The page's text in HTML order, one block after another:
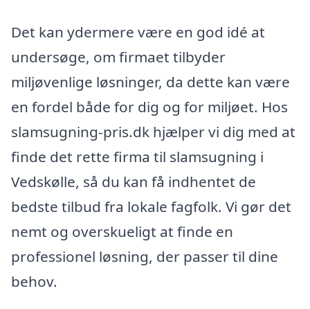
Det kan ydermere være en god idé at
undersøge, om firmaet tilbyder
miljøvenlige løsninger, da dette kan være
en fordel både for dig og for miljøet. Hos
slamsugning-pris.dk hjælper vi dig med at
finde det rette firma til slamsugning i
Vedskølle, så du kan få indhentet de
bedste tilbud fra lokale fagfolk. Vi gør det
nemt og overskueligt at finde en
professionel løsning, der passer til dine
behov.